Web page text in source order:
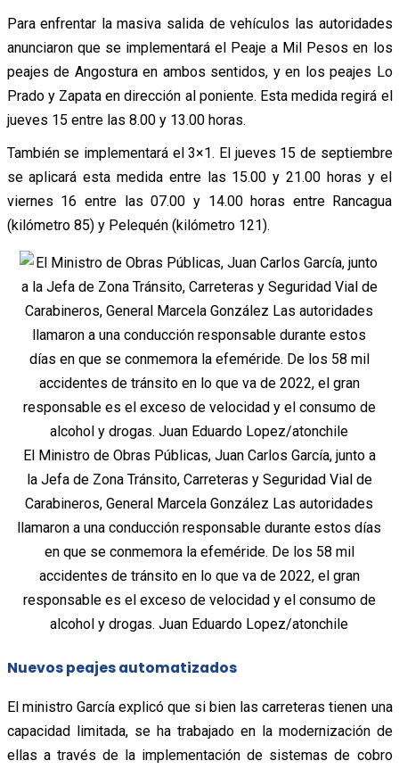
Para enfrentar la masiva salida de vehículos las autoridades
anunciaron que se implementará el Peaje a Mil Pesos en los
peajes de Angostura en ambos sentidos, y en los peajes Lo
Prado y Zapata en dirección al poniente. Esta medida regirá el
jueves 15 entre las 8.00 y 13.00 horas.
También se implementará el 3×1. El jueves 15 de septiembre
se aplicará esta medida entre las 15.00 y 21.00 horas y el
viernes 16 entre las 07.00 y 14.00 horas entre Rancagua
(kilómetro 85) y Pelequén (kilómetro 121).
El Ministro de Obras Públicas, Juan Carlos García, junto a
la Jefa de Zona Tránsito, Carreteras y Seguridad Vial de
Carabineros, General Marcela González Las autoridades
llamaron a una conducción responsable durante estos días
en que se conmemora la efeméride. De los 58 mil
accidentes de tránsito en lo que va de 2022, el gran
responsable es el exceso de velocidad y el consumo de
alcohol y drogas. Juan Eduardo Lopez/atonchile
Nuevos peajes automatizados
El ministro García explicó que si bien las carreteras tienen una
capacidad limitada, se ha trabajado en la modernización de
ellas a través de la implementación de sistemas de cobro